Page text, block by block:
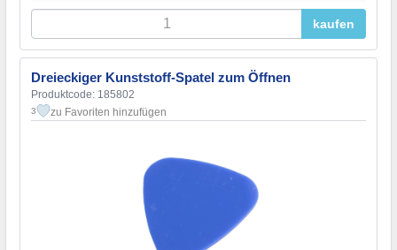
kaufen
Dreieckiger Kunststoff-Spatel zum Öffnen
Produktcode: 185802
3 zu Favoriten hinzufügen